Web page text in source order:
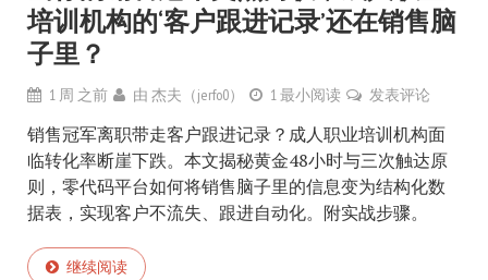
培训机构的‘客户跟进记录’还在销售脑
子里？
1 周 之前 由 杰夫（jerfo0） 1 最小阅读 发表评论
销售冠军离职带走客户跟进记录？成人职业培训机构面
临转化率断崖下跌。本文揭秘黄金48小时与三次触达原
则，零代码平台如何将销售脑子里的信息变为结构化数
据表，实现客户不流失、跟进自动化。附实战步骤。
继续阅读